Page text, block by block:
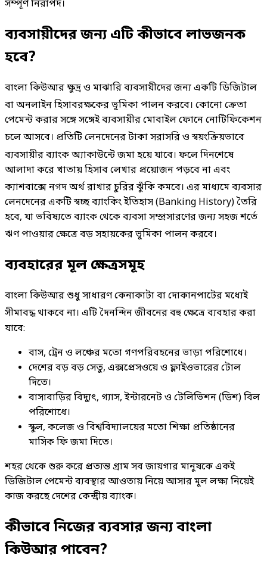
সম্পূর্ণ নিরাপদ।
ব্যবসায়ীদের জন্য এটি কীভাবে লাভজনক
হবে?
বাংলা কিউআর ক্ষুদ্র ও মাঝারি ব্যবসায়ীদের জন্য একটি ডিজিটাল
বা অনলাইন হিসাবরক্ষকের ভূমিকা পালন করবে। কোনো ক্রেতা
পেমেন্ট করার সঙ্গে সঙ্গেই ব্যবসায়ীর মোবাইল ফোনে নোটিফিকেশন
চলে আসবে। প্রতিটি লেনদেনের টাকা সরাসরি ও স্বয়ংক্রিয়ভাবে
ব্যবসায়ীর ব্যাংক অ্যাকাউন্টে জমা হয়ে যাবে। ফলে দিনশেষে
আলাদা করে খাতায় হিসাব লেখার প্রয়োজন পড়বে না এবং
ক্যাশবাক্সে নগদ অর্থ রাখার চুরির ঝুঁকি কমবে। এর মাধ্যমে ব্যবসার
লেনদেনের একটি স্বচ্ছ ব্যাংকিং ইতিহাস (Banking History) তৈরি
হবে, যা ভবিষ্যতে ব্যাংক থেকে ব্যবসা সম্প্রসারণের জন্য সহজ শর্তে
ঋণ পাওয়ার ক্ষেত্রে বড় সহায়কের ভূমিকা পালন করবে।
ব্যবহারের মূল ক্ষেত্রসমূহ
বাংলা কিউআর শুধু সাধারণ কেনাকাটা বা দোকানপাটের মধ্যেই
সীমাবদ্ধ থাকবে না। এটি দৈনন্দিন জীবনের বহু ক্ষেত্রে ব্যবহার করা
যাবে:
বাস, ট্রেন ও লঞ্চের মতো গণপরিবহনের ভাড়া পরিশোধে।
দেশের বড় বড় সেতু, এক্সপ্রেসওয়ে ও ফ্লাইওভারের টোল
দিতে।
বাসাবাড়ির বিদ্যুৎ, গ্যাস, ইন্টারনেট ও টেলিভিশন (ডিশ) বিল
পরিশোধে।
স্কুল, কলেজ ও বিশ্ববিদ্যালয়ের মতো শিক্ষা প্রতিষ্ঠানের
মাসিক ফি জমা দিতে।
শহর থেকে শুরু করে প্রত্যন্ত গ্রাম সব জায়গার মানুষকে একই
ডিজিটাল পেমেন্ট ব্যবস্থার আওতায় নিয়ে আসার মূল লক্ষ্য নিয়েই
কাজ করছে দেশের কেন্দ্রীয় ব্যাংক।
কীভাবে নিজের ব্যবসার জন্য বাংলা
কিউআর পাবেন?